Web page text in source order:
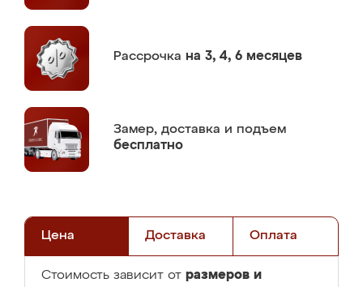
Рассрочка на 3, 4, 6 месяцев
Замер, доставка и подъем
бесплатно
Цена Доставка Оплата
Стоимость зависит от размеров и